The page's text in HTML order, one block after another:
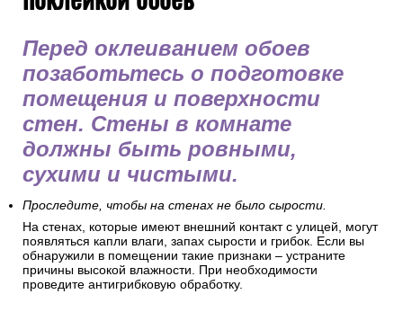
Перед оклеиванием обоев
позаботьтесь о подготовке
помещения и поверхности
стен. Стены в комнате
должны быть ровными,
сухими и чистыми.
Проследите, чтобы на стенах не было сырости.
На стенах, которые имеют внешний контакт с улицей, могут
появляться капли влаги, запах сырости и грибок. Если вы
обнаружили в помещении такие признаки – устраните
причины высокой влажности. При необходимости
проведите антигрибковую обработку.